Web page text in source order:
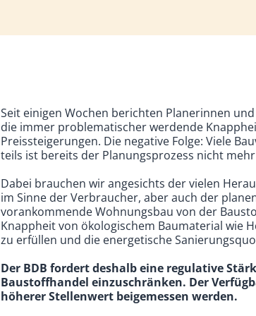
Seit einigen Wochen berichten Planerinnen
die immer problematischer werdende
Preissteigerungen. Die negative Folge: Viele
teils ist bereits der Planungsprozess nicht
Dabei brauchen wir angesichts der vielen
im Sinne der Verbraucher, aber auch der
vorankommende Wohnungsbau von der
Knappheit von ökologischem Baumaterial wie
zu erfüllen und die energetische
Der BDB fordert deshalb eine regulative
Baustoffhandel einzuschränken. Der
höherer Stellenwert beigemessen werden.